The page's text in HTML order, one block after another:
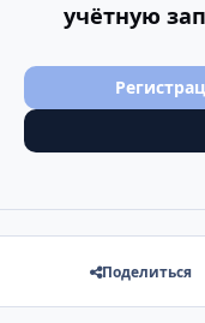
учётную
Поделиться